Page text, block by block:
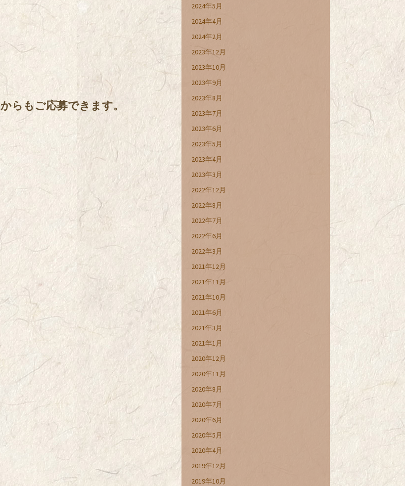
からもご応募できます。
2024年5月
2024年4月
2024年2月
2023年12月
2023年10月
2023年9月
2023年8月
2023年7月
2023年6月
2023年5月
2023年4月
2023年3月
2022年12月
2022年8月
2022年7月
2022年6月
2022年3月
2021年12月
2021年11月
2021年10月
2021年6月
2021年3月
2021年1月
2020年12月
2020年11月
2020年8月
2020年7月
2020年6月
2020年5月
2020年4月
2019年12月
2019年10月